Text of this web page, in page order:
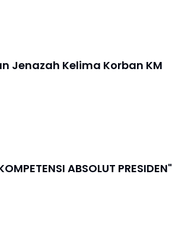
Jenazah Kelima Korban KM
KAPOLRI "KOMPETENSI ABSOLUT PRESIDEN"